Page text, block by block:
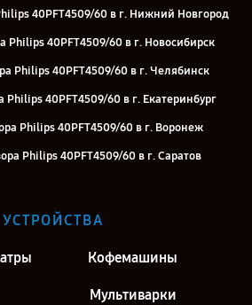
40PFT4509/60 в г. Нижний Новгород
Philips 40PFT4509/60 в г. Новосибирск
Philips 40PFT4509/60 в г. Челябинск
Philips 40PFT4509/60 в г. Екатеринбург
Philips 40PFT4509/60 в г. Воронеж
Philips 40PFT4509/60 в г. Саратов
Philips 40PFT4509/60 в г. Москва
УСТРОЙСТВА
Кофемашины
Мультиварки